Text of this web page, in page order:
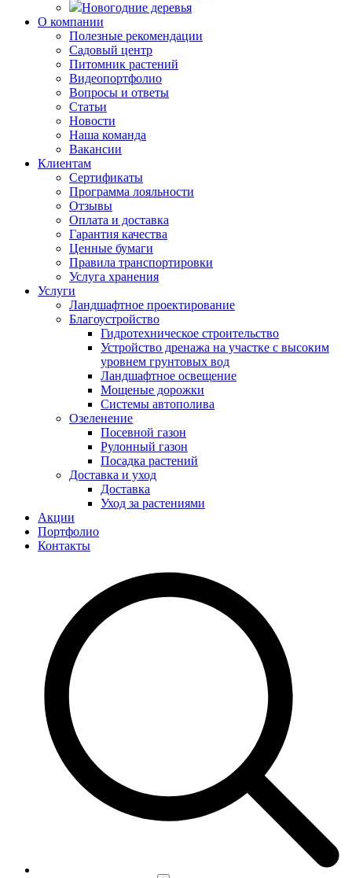
Новогодние деревья
О компании
Полезные рекомендации
Садовый центр
Питомник растений
Видеопортфолио
Вопросы и ответы
Статьи
Новости
Наша команда
Вакансии
Клиентам
Сертификаты
Программа лояльности
Отзывы
Оплата и доставка
Гарантия качества
Ценные бумаги
Правила транспортировки
Услуга хранения
Услуги
Ландшафтное проектирование
Благоустройство
Гидротехническое строительство
Устройство дренажа на участке с высоким
уровнем грунтовых вод
Ландшафтное освещение
Мощеные дорожки
Системы автополива
Озеленение
Посевной газон
Рулонный газон
Посадка растений
Доставка и уход
Доставка
Уход за растениями
Акции
Портфолио
Контакты